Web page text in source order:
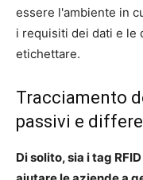
essere l'ambiente in
i requisiti dei dati e le
etichettare.
Tracciamento
passivi e
Di solito, sia i tag